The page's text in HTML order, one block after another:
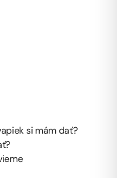
si mám dať?